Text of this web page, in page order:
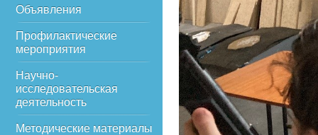
Объявления
Профилактические
мероприятия
Научно-
исследовательская
деятельность
Методические материалы